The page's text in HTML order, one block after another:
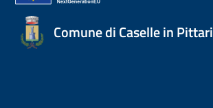
Comune di Caselle in Pittari